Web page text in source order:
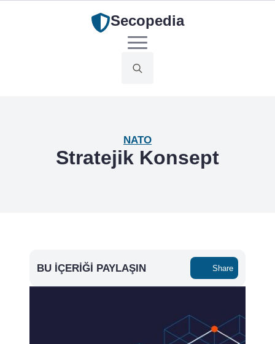
Secopedia
NATO
Stratejik Konsept
BU İÇERIĞI PAYLAŞIN Share